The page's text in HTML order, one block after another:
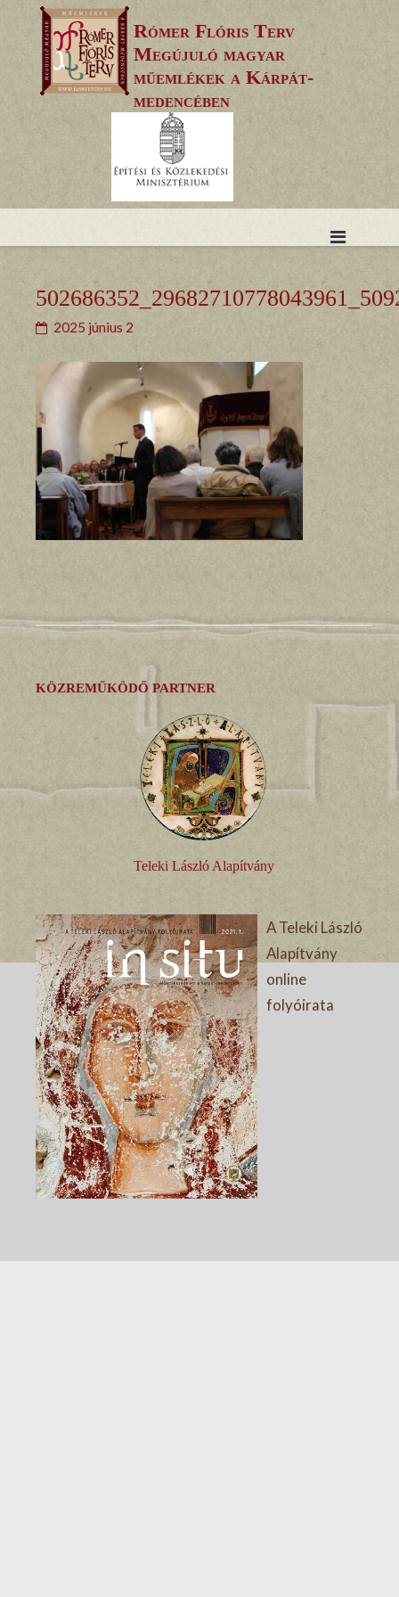
content
Rómer Flóris Terv
Megújuló magyar
műemlékek a Kárpát-
medencében
2025 június 2
KÖZREMŰKÖDŐ PARTNER
Teleki László Alapítvány
A Teleki László
Alapítvány
online
folyóirata